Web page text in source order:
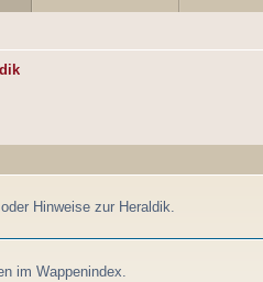
Hinweise zur Heraldik.
im Wappenindex.